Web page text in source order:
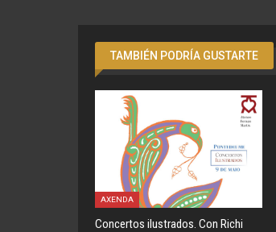
TAMBIÉN PODRÍA GUSTARTE
AXENDA
Concertos ilustrados. Con Richi